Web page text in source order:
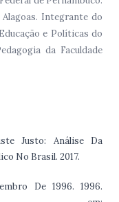
Alagoas. Integrante do
e Políticas do
da Faculdade
Justo: Análise Da
No Brasil. 2017.
De 1996. 1996.